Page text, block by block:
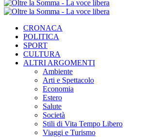
CRONACA
POLITICA
SPORT
CULTURA
ALTRI ARGOMENTI
Ambiente
Arti e Spettacolo
Economia
Estero
Salute
Società
Stili di Vita Tempo Libero
Viaggi e Turismo